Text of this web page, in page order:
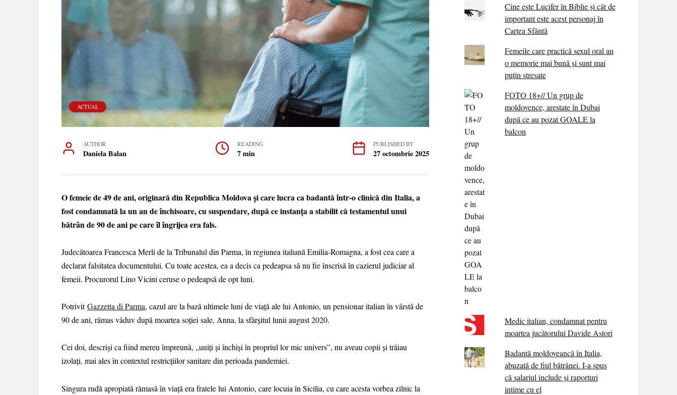
ACTUAL
AUTHOR
Daniela Balan
READING
7 min
PUBLISHED BY
27 octombrie 2025
O femeie de 49 de ani, originară din Republica Moldova și care lucra ca badantă într-o clinică din Italia, a
fost condamnată la un an de închisoare, cu suspendare, după ce instanța a stabilit că testamentul unui
bătrân de 90 de ani pe care îl îngrijea era fals.
Judecătoarea Francesca Merli de la Tribunalul din Parma, în regiunea italiană Emilia-Romagna, a fost cea care a
declarat falsitatea documentului. Cu toate acestea, ea a decis ca pedeapsa să nu fie înscrisă în cazierul judiciar al
femeii. Procurorul Lino Vicini ceruse o pedeapsă de opt luni.
PotrivitGazzetta di Parma, cazul are la bază ultimele luni de viață ale lui Antonio, un pensionar italian în vârstă de
90 de ani, rămas văduv după moartea soției sale, Anna, la sfârșitul lunii august 2020.
Cei doi, descriși ca fiind mereu împreună, „uniți și închiși în propriul lor mic univers”, nu aveau copii și trăiau
izolați, mai ales în contextul restricțiilor sanitare din perioada pandemiei.
Singura rudă apropiată rămasă în viață era fratele lui Antonio, care locuia în Sicilia, cu care acesta vorbea zilnic la
Cine este Lucifer în Biblie și cât de
important este acest personaj în
Cartea Sfântă
Femeile care practică sexul oral au
o memorie mai bună și sunt mai
puțin stresate
FOTO 18+// Un grup de
moldovence, arestate în Dubai
după ce au pozat GOALE la
balcon
Medic italian, condamnat pentru
moartea jucătorului Davide Astori
Badantă moldoveancă în Italia,
abuzată de fiul bătrânei. I-a spus
că salariul include și raporturi
intime cu el